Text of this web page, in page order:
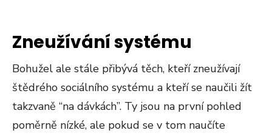
Zneužívání systému
Bohužel ale stále přibývá těch, kteří zneužívají
štědrého sociálního systému a kteří se naučili žít
takzvaně “na dávkách”. Ty jsou na první pohled
poměrně nízké, ale pokud se v tom naučíte